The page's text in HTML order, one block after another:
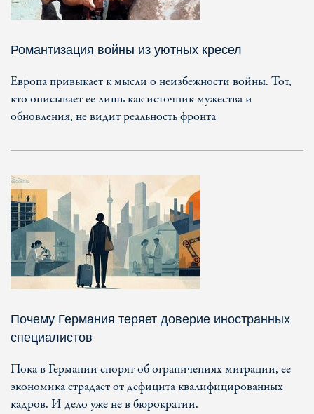
Романтизация войны из уютных кресел
Европа привыкает к мысли о неизбежности войны. Тот,
кто описывает ее лишь как источник мужества и
обновления, не видит реальность фронта
Почему Германия теряет доверие иностранных
специалистов
Пока в Германии спорят об ограничениях миграции, ее
экономика страдает от дефицита квалифицированных
кадров. И дело уже не в бюрократии.